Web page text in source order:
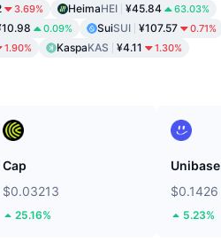
3.69% HeimaHEI ¥45.84 63.03%
0.09% SuiSUI ¥107.57 0.71%
1.90% KaspaKAS ¥4.11 1.30%
Cap
$0.03213
25.16%
Unibase
$0.1426
5.23%